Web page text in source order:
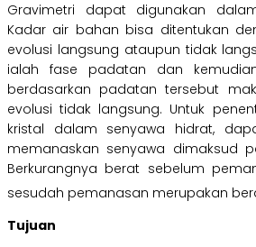
Gravimetri dapat digunakan
Kadar air bahan bisa ditentukan
evolusi langsung ataupun tidak
ialah fase padatan dan
berdasarkan padatan tersebut
evolusi tidak langsung. Untuk
kristal dalam senyawa hidrat,
memanaskan senyawa dimaksud
Berkurangnya berat sebelum
sesudah pemanasan merupakan
Tujuan